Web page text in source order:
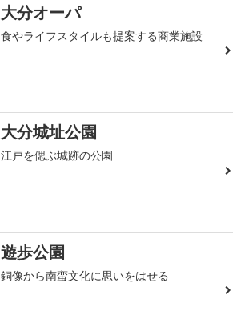
大分オーパ
食やライフスタイルも提案する商業施設
大分城址公園
江戸を偲ぶ城跡の公園
遊歩公園
銅像から南蛮文化に思いをはせる